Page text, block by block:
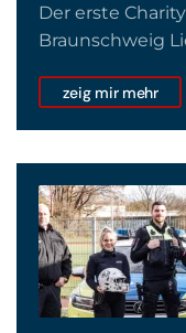
Der erste
Braunschweig
zeig mir mehr